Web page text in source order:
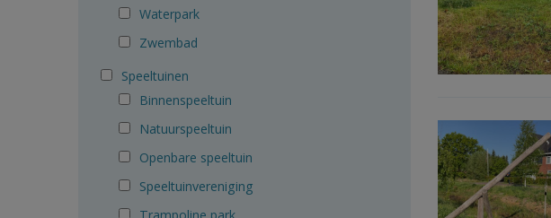
Waterpark
Zwembad
Speeltuinen
Binnenspeeltuin
Natuurspeeltuin
Openbare speeltuin
Speeltuinvereniging